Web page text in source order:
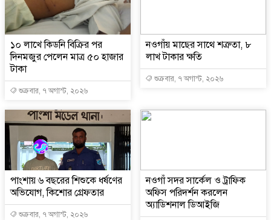
১০ লাখে কিডনি বিক্রির পর
দিনমজুর পেলেন মাত্র ৫০ হাজার
টাকা
শুক্রবার, ৭ অগাস্ট, ২০২৬
নওগাঁয় মাছের সাথে শত্রুতা, ৮
লাখ টাকার ক্ষতি
শুক্রবার, ৭ অগাস্ট, ২০২৬
পাংশায় ৬ বছরের শিশুকে ধর্ষণের
অভিযোগ, কিশোর গ্রেফতার
শুক্রবার, ৭ অগাস্ট, ২০২৬
নওগাঁ সদর সার্কেল ও ট্রাফিক
অফিস পরিদর্শন করলেন
অ্যাডিশনাল ডিআইজি